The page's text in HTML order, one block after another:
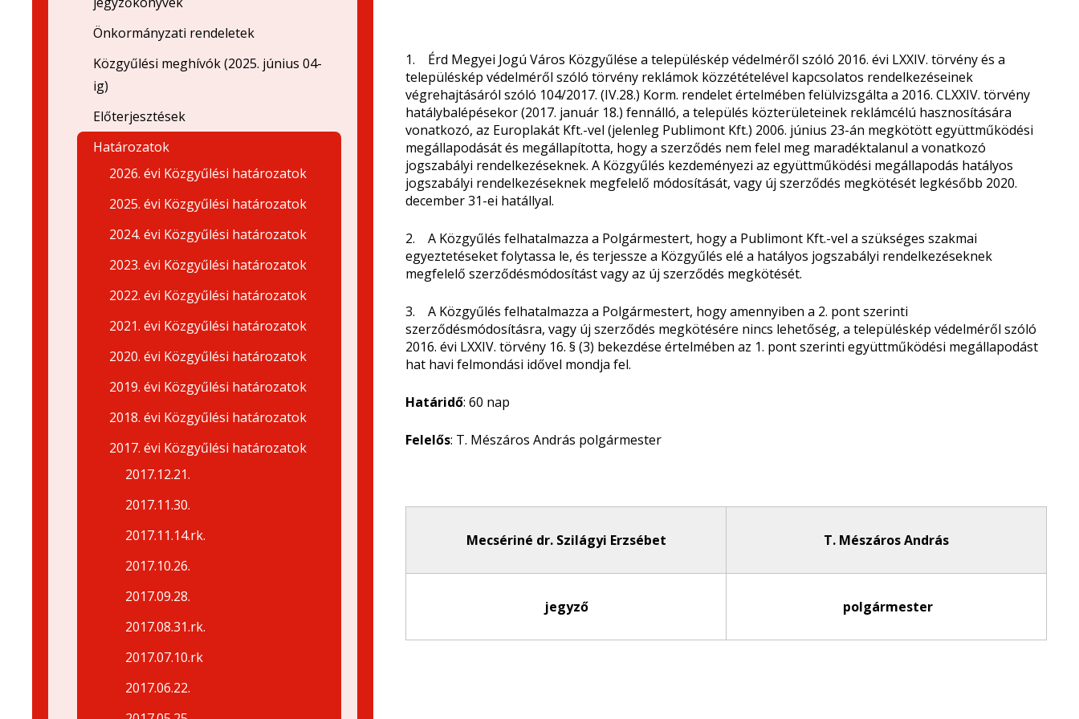
1. Érd Megyei Jogú Város Közgyűlése a településkép védelméről szóló 2016. évi LXXIV. törvény és a
településkép védelméről szóló törvény reklámok közzétételével kapcsolatos rendelkezéseinek
végrehajtásáról szóló 104/2017. (IV.28.) Korm. rendelet értelmében felülvizsgálta a 2016. CLXXIV. törvény
hatálybalépésekor (2017. január 18.) fennálló, a település közterületeinek reklámcélú hasznosítására
vonatkozó, az Europlakát Kft.-vel (jelenleg Publimont Kft.) 2006. június 23-án megkötött együttműködési
megállapodását és megállapította, hogy a szerződés nem felel meg maradéktalanul a vonatkozó
jogszabályi rendelkezéseknek. A Közgyűlés kezdeményezi az együttműködési megállapodás hatályos
jogszabályi rendelkezéseknek megfelelő módosítását, vagy új szerződés megkötését legkésőbb 2020.
december 31-ei hatállyal.
2. A Közgyűlés felhatalmazza a Polgármestert, hogy a Publimont Kft.-vel a szükséges szakmai
egyeztetéseket folytassa le, és terjessze a Közgyűlés elé a hatályos jogszabályi rendelkezéseknek
megfelelő szerződésmódosítást vagy az új szerződés megkötését.
3. A Közgyűlés felhatalmazza a Polgármestert, hogy amennyiben a 2. pont szerinti
szerződésmódosításra, vagy új szerződés megkötésére nincs lehetőség, a településkép védelméről szóló
2016. évi LXXIV. törvény 16. § (3) bekezdése értelmében az 1. pont szerinti együttműködési megállapodást
hat havi felmondási idővel mondja fel.
Határidő: 60 nap
Felelős: T. Mészáros András polgármester
Mecsériné dr. Szilágyi Erzsébet T. Mészáros András
jegyző polgármester
Önkormányzati rendeletek
Közgyűlési meghívók (2025. június 04-
ig)
Előterjesztések
Határozatok
2026. évi Közgyűlési határozatok
2025. évi Közgyűlési határozatok
2024. évi Közgyűlési határozatok
2023. évi Közgyűlési határozatok
2022. évi Közgyűlési határozatok
2021. évi Közgyűlési határozatok
2020. évi Közgyűlési határozatok
2019. évi Közgyűlési határozatok
2018. évi Közgyűlési határozatok
2017. évi Közgyűlési határozatok
2017.12.21.
2017.11.30.
2017.11.14.rk.
2017.10.26.
2017.09.28.
2017.08.31.rk.
2017.07.10.rk
2017.06.22.